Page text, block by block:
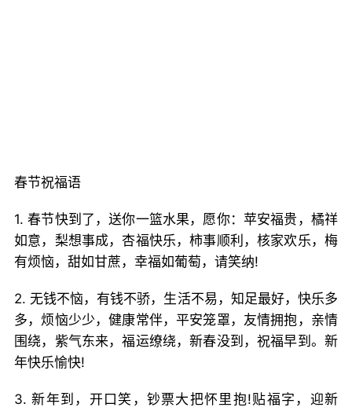
春节祝福语
1. 春节快到了，送你一篮水果，愿你：苹安福贵，橘祥
如意，梨想事成，杏福快乐，柿事顺利，核家欢乐，梅
有烦恼，甜如甘蔗，幸福如葡萄，请笑纳!
2. 无钱不恼，有钱不骄，生活不易，知足最好，快乐多
多，烦恼少少，健康常伴，平安笼罩，友情拥抱，亲情
围绕，紫气东来，福运缭绕，新春没到，祝福早到。新
年快乐愉快!
3. 新年到，开口笑，钞票大把怀里抱!贴福字，迎新